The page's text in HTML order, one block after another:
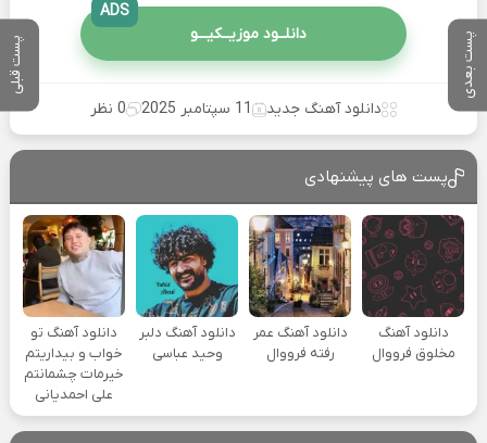
پست بعدی پست قبلی
دانلــود موزیــکیـــو
ADS
دانلود آهنگ جدید 11 سپتامبر 2025 0 نظر
پست های پیشنهادی
دانلود آهنگ
مخلوق فرووال
دانلود آهنگ عمر
رفته فرووال
دانلود آهنگ دلبر
وحید عباسی
دانلود آهنگ تو
خواب و بیداریتم
خیرمات چشمانتم
علی احمدیانی